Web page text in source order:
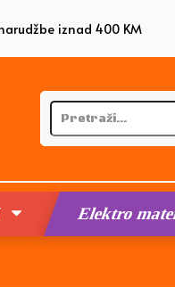
iznad 400 KM
Elektro